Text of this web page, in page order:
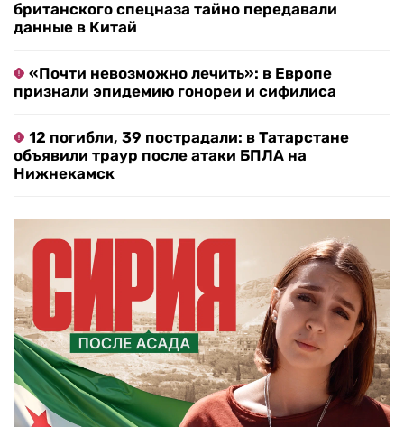
британского спецназа тайно передавали
данные в Китай
«Почти невозможно лечить»: в Европе
признали эпидемию гонореи и сифилиса
12 погибли, 39 пострадали: в Татарстане
объявили траур после атаки БПЛА на
Нижнекамск